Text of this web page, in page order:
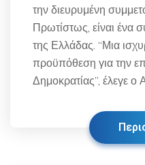
την διευρυμένη
Πρωτίστως, είναι ένα
της Ελλάδας. “Μια
προϋπόθεση για την
Δημοκρατίας”, έλεγε ο